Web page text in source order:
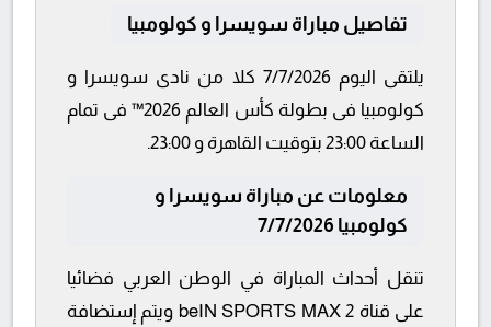
تفاصيل مباراة سويسرا و كولومبيا
يلتقى اليوم 7/7/2026 كلا من نادى سويسرا و
كولومبيا فى بطولة كأس العالم 2026™ فى تمام
الساعة 23:00 بتوقيت القاهرة و 23:00.
معلومات عن مباراة سويسرا و
كولومبيا 7/7/2026
تنقل أحداث المباراة في الوطن العربي فضائيا
على قناة beIN SPORTS MAX 2 ويتم إستضافة